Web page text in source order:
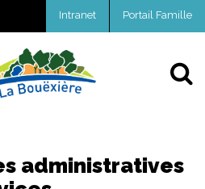
Intranet Portail Famille
administratives